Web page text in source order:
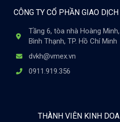
CÔNG TY CỔ PHẦN GIAO
Tầng 6, tòa nhà Hoàng
Bình Thạnh, TP. Hồ Chí Minh
dvkh@vmex.vn
0911.919.356
THÀNH VIÊN KINH